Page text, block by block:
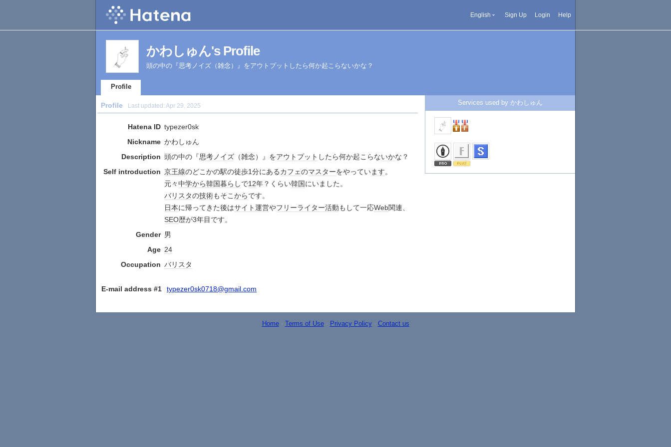
English Sign Up Login Help
かわしゅん's Profile
頭の中の『思考ノイズ（雑念）』をアウトプットしたら何か起こらないかな？
Profile
Profile Last updated: Apr 29, 2025
Hatena ID typezer0sk
Nickname かわしゅん
Description 頭の中の『思考ノイズ （雑念）』をアウトプット したら何か起こらないかな？
Self introduction 京王線のどこかの駅の徒歩1分にあるカフェのマスターをやっています。
元々中学から韓国暮らしで12年？くらい韓国にいました。
バリスタの技術もそこからです。
日本に帰ってきた後はサイト運営やフリーライター活動もして一応Web関連、
SEO歴が3年目です。
Gender 男
Age 24
Occupation バリスタ
E-mail address #1 typezer0sk0718@gmail.com
Services used by かわしゅん
Home- Terms of Use- Privacy Policy- Contact us